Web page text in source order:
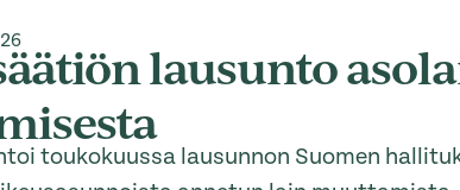
lausunto
toukokuussa lausunnon Suomen